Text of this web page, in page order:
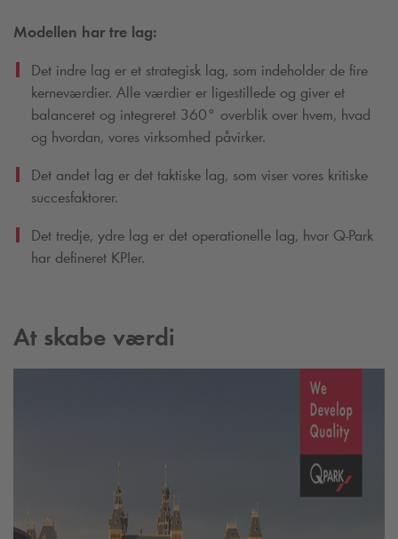
Modellen har tre lag:
Det indre lag er et strategisk lag, som indeholder de fire
kerneværdier. Alle værdier er ligestillede og giver et
balanceret og integreret 360° overblik over hvem, hvad
og hvordan, vores virksomhed påvirker.
Det andet lag er det taktiske lag, som viser vores kritiske
succesfaktorer.
Det tredje, ydre lag er det operationelle lag, hvor Q-Park
har defineret KPIer.
At skabe værdi